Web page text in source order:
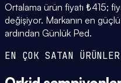
Ortalama ürün fiyatı ₺415;
değişiyor. Markanın en
ardından Günlük Ped.
EN ÇOK SATAN ÜRÜNLER